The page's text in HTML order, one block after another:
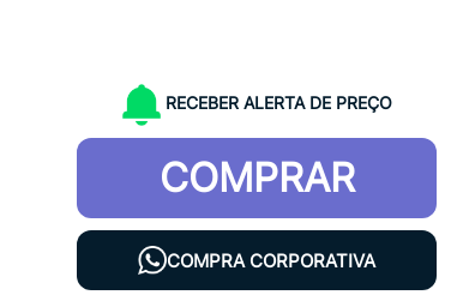
RECEBER ALERTA DE PREÇO
COMPRAR
COMPRA CORPORATIVA